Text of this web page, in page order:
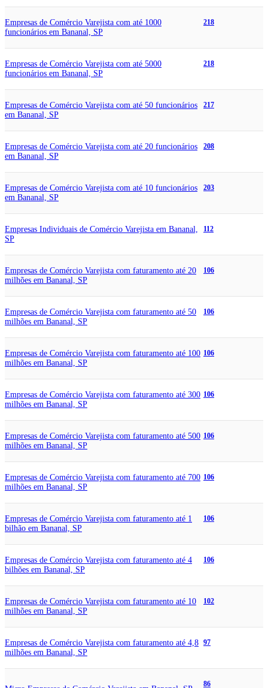
Empresas de Comércio Varejista com até 1000
funcionários em Bananal, SP
218
Empresas de Comércio Varejista com até 5000
funcionários em Bananal, SP
218
Empresas de Comércio Varejista com até 50 funcionários
em Bananal, SP
217
Empresas de Comércio Varejista com até 20 funcionários
em Bananal, SP
208
Empresas de Comércio Varejista com até 10 funcionários
em Bananal, SP
203
Empresas Individuais de Comércio Varejista em Bananal,
SP
112
Empresas de Comércio Varejista com faturamento até 20
milhões em Bananal, SP
106
Empresas de Comércio Varejista com faturamento até 50
milhões em Bananal, SP
106
Empresas de Comércio Varejista com faturamento até 100
milhões em Bananal, SP
106
Empresas de Comércio Varejista com faturamento até 300
milhões em Bananal, SP
106
Empresas de Comércio Varejista com faturamento até 500
milhões em Bananal, SP
106
Empresas de Comércio Varejista com faturamento até 700
milhões em Bananal, SP
106
Empresas de Comércio Varejista com faturamento até 1
bilhão em Bananal, SP
106
Empresas de Comércio Varejista com faturamento até 4
bilhões em Bananal, SP
106
Empresas de Comércio Varejista com faturamento até 10
milhões em Bananal, SP
102
Empresas de Comércio Varejista com faturamento até 4,8
milhões em Bananal, SP
97
86